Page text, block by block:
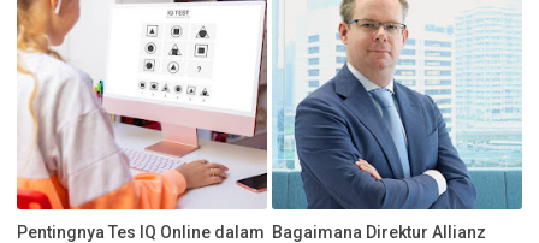
Pentingnya Tes IQ Online dalam Bagaimana Direktur Allianz